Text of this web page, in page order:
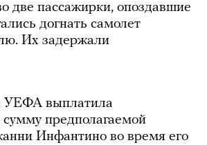
две пассажирки, опоздавшие
догнать самолет
Их задержали
УЕФА выплатила
предполагаемой
Инфантино во время его